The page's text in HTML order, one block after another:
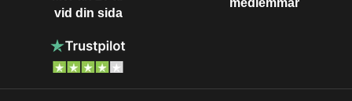
vid din sida
medlemmar